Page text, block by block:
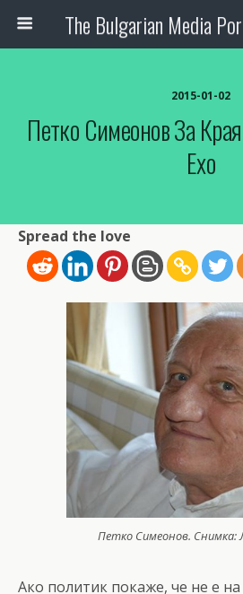
2015-01-02
Петко Симеонов За
Ехо
Spread the love
Петко Симеонов. Снимка:
Ако политик покаже, че не е на